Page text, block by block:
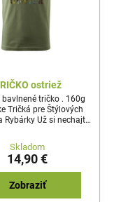
ostriež
bavlnené tričko . 160g
Tričká pre Štýlových
Rybárky Už si nechajte
vašich rybárskych
Skladom
14,90 €
Zobraziť